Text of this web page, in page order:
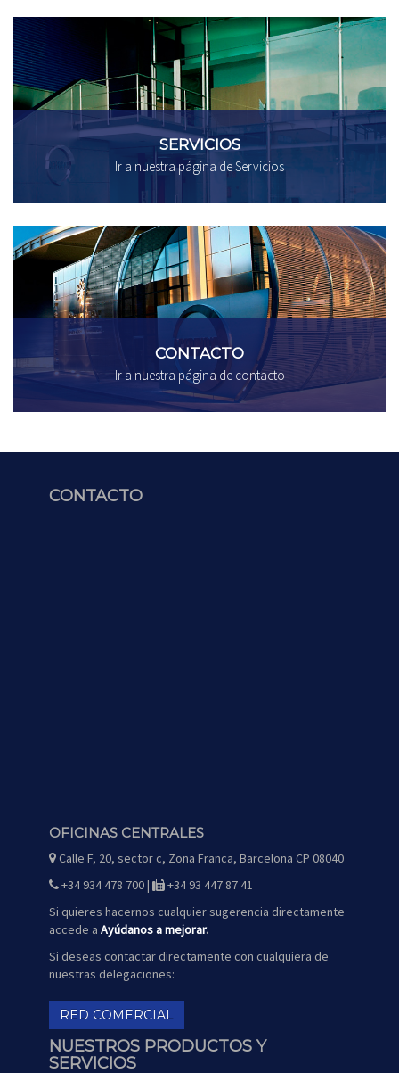
SERVICIOS
Ir a nuestra página de Servicios
CONTACTO
Ir a nuestra página de contacto
CONTACTO
OFICINAS CENTRALES
icono
mapa
Calle F, 20, sector c, Zona Franca, Barcelona CP 08040
icono
teléfono
+34 934 478 700 |
icono
fax
+34 93 447 87 41
Si quieres hacernos cualquier sugerencia directamente
accede a Ayúdanos a mejorar.
Si deseas contactar directamente con cualquiera de
nuestras delegaciones:
RED COMERCIAL
NUESTROS PRODUCTOS Y
SERVICIOS